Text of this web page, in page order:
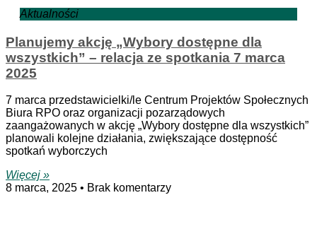
Aktualności
Planujemy akcję „Wybory dostępne dla
wszystkich” – relacja ze spotkania 7 marca
2025
7 marca przedstawicielki/le Centrum Projektów Społecznych
Biura RPO oraz organizacji pozarządowych
zaangażowanych w akcję „Wybory dostępne dla wszystkich”
planowali kolejne działania, zwiększające dostępność
spotkań wyborczych
Więcej »
8 marca, 2025
Brak komentarzy